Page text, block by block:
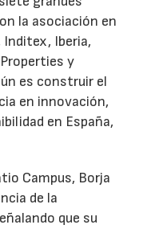
la asociación en
Inditex, Iberia,
y
es construir el
en innovación,
en España,
Campus, Borja
de la
que su